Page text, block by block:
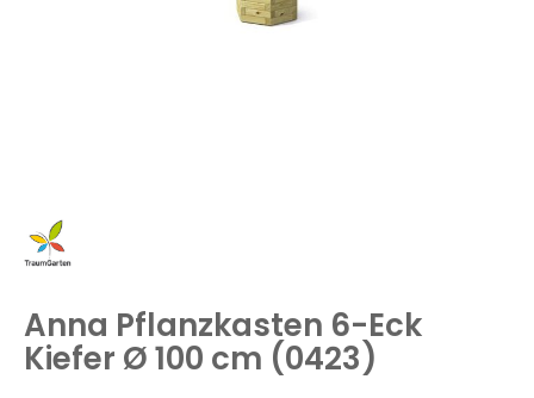
Zum
Anfang
springen
Anna Pflanzkasten 6-Eck
Kiefer Ø 100 cm (0423)